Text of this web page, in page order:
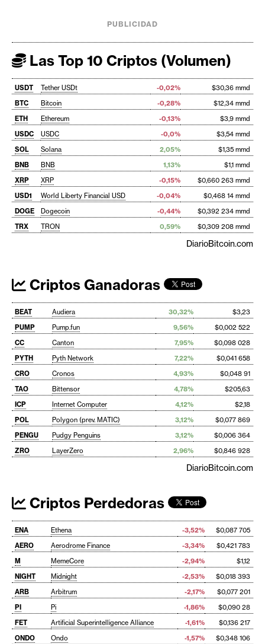
PUBLICIDAD
Las Top 10 Criptos (Volumen)
USDT Tether USDt -0,02%
$30,36 mmd
BTC
Bitcoin -0,28%
$12,34 mmd
ETH
Ethereum -0,13%
$3,9 mmd
USDC
USDC -0,0%
$3,54 mmd
SOL
Solana 2,05%
$1,35 mmd
BNB
BNB 1,13%
$1,1 mmd
XRP
XRP -0,15%
$0,660 263 mmd
USD1
World Liberty Financial USD -0,04%
$0,468 14 mmd
DOGE
Dogecoin -0,44%
$0,392 234 mmd
TRX
TRON 0,59% $0,309 208 mmd
DiarioBitcoin.com
Criptos Ganadoras
BEAT Audiera 30,32%
$3,23
PUMP
Pump.fun 9,56%
$0,002 522
CC
Canton 7,95%
$0,098 028
PYTH
Pyth Network 7,22%
$0,041 658
CRO
Cronos 4,93%
$0,048 91
TAO
Bittensor 4,78%
$205,63
ICP
Internet Computer 4,12%
$2,18
POL
Polygon (prev. MATIC) 3,12%
$0,077 869
PENGU
Pudgy Penguins 3,12%
$0,006 364
ZRO
LayerZero 2,96% $0,846 928
DiarioBitcoin.com
Criptos Perdedoras
ENA Ethena -3,52%
$0,087 705
AERO
Aerodrome Finance -3,34%
$0,421 783
M
MemeCore -2,94%
$1,12
NIGHT
Midnight -2,53%
$0,018 393
ARB
Arbitrum -2,17%
$0,077 201
PI
Pi -1,86%
$0,090 28
FET
Artificial Superintelligence Alliance -1,61%
$0,136 217
ONDO
Ondo -1,57%
$0,348 106